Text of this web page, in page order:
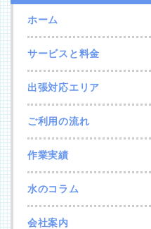
ホーム
サービスと料金
出張対応エリア
ご利用の流れ
作業実績
水のコラム
会社案内